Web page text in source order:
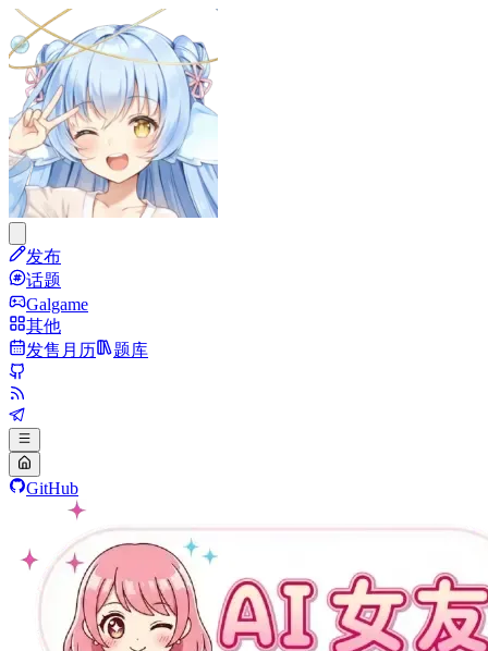
发布
话题
Galgame
其他
发售月历
题库
GitHub